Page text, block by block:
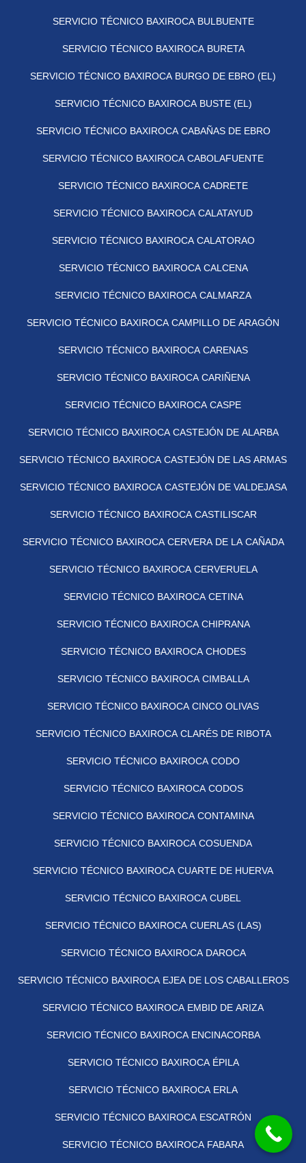
SERVICIO TÉCNICO BAXIROCA BULBUENTE
SERVICIO TÉCNICO BAXIROCA BURETA
SERVICIO TÉCNICO BAXIROCA BURGO DE EBRO (EL)
SERVICIO TÉCNICO BAXIROCA BUSTE (EL)
SERVICIO TÉCNICO BAXIROCA CABAÑAS DE EBRO
SERVICIO TÉCNICO BAXIROCA CABOLAFUENTE
SERVICIO TÉCNICO BAXIROCA CADRETE
SERVICIO TÉCNICO BAXIROCA CALATAYUD
SERVICIO TÉCNICO BAXIROCA CALATORAO
SERVICIO TÉCNICO BAXIROCA CALCENA
SERVICIO TÉCNICO BAXIROCA CALMARZA
SERVICIO TÉCNICO BAXIROCA CAMPILLO DE ARAGÓN
SERVICIO TÉCNICO BAXIROCA CARENAS
SERVICIO TÉCNICO BAXIROCA CARIÑENA
SERVICIO TÉCNICO BAXIROCA CASPE
SERVICIO TÉCNICO BAXIROCA CASTEJÓN DE ALARBA
SERVICIO TÉCNICO BAXIROCA CASTEJÓN DE LAS ARMAS
SERVICIO TÉCNICO BAXIROCA CASTEJÓN DE VALDEJASA
SERVICIO TÉCNICO BAXIROCA CASTILISCAR
SERVICIO TÉCNICO BAXIROCA CERVERA DE LA CAÑADA
SERVICIO TÉCNICO BAXIROCA CERVERUELA
SERVICIO TÉCNICO BAXIROCA CETINA
SERVICIO TÉCNICO BAXIROCA CHIPRANA
SERVICIO TÉCNICO BAXIROCA CHODES
SERVICIO TÉCNICO BAXIROCA CIMBALLA
SERVICIO TÉCNICO BAXIROCA CINCO OLIVAS
SERVICIO TÉCNICO BAXIROCA CLARÉS DE RIBOTA
SERVICIO TÉCNICO BAXIROCA CODO
SERVICIO TÉCNICO BAXIROCA CODOS
SERVICIO TÉCNICO BAXIROCA CONTAMINA
SERVICIO TÉCNICO BAXIROCA COSUENDA
SERVICIO TÉCNICO BAXIROCA CUARTE DE HUERVA
SERVICIO TÉCNICO BAXIROCA CUBEL
SERVICIO TÉCNICO BAXIROCA CUERLAS (LAS)
SERVICIO TÉCNICO BAXIROCA DAROCA
SERVICIO TÉCNICO BAXIROCA EJEA DE LOS CABALLEROS
SERVICIO TÉCNICO BAXIROCA EMBID DE ARIZA
SERVICIO TÉCNICO BAXIROCA ENCINACORBA
SERVICIO TÉCNICO BAXIROCA ÉPILA
SERVICIO TÉCNICO BAXIROCA ERLA
SERVICIO TÉCNICO BAXIROCA ESCATRÓN
SERVICIO TÉCNICO BAXIROCA FABARA